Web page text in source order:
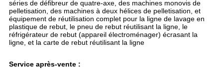
séries de défibreur de quatre-axe, des machines monovis de
pelletisation, des machines à deux hélices de pelletisation, et
équipement de réutilisation complet pour la ligne de lavage en
plastique de rebut, le pneu de rebut réutilisant la ligne, le
réfrigérateur de rebut (appareil électroménager) écrasant la
ligne, et la carte de rebut réutilisant la ligne
Service après-vente :